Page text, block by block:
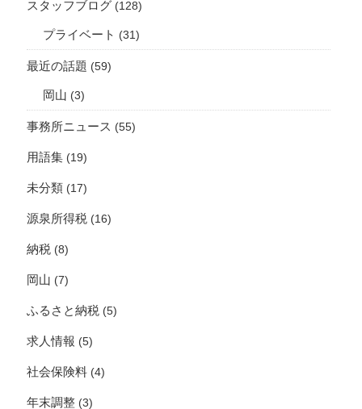
スタッフブログ (128)
プライベート (31)
最近の話題 (59)
岡山 (3)
事務所ニュース (55)
用語集 (19)
未分類 (17)
源泉所得税 (16)
納税 (8)
岡山 (7)
ふるさと納税 (5)
求人情報 (5)
社会保険料 (4)
年末調整 (3)